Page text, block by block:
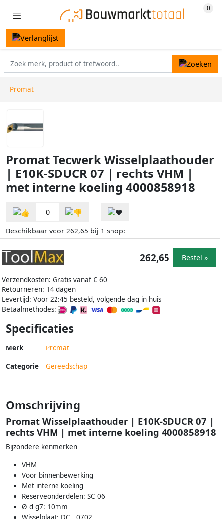
Promat
Promat Tecwerk Wisselplaathouder
| E10K-SDUCR 07 | rechts VHM |
met interne koeling 4000858918
0
Beschikbaar voor 262,65 bij 1 shop:
Verzendkosten: Gratis vanaf € 60
Retourneren: 14 dagen
Levertijd: Voor 22:45 besteld, volgende dag in huis
Betaalmethodes:
262,65 Bestel »
Specificaties
Merk Promat
Categorie Gereedschap
Omschrijving
Promat Wisselplaathouder | E10K-SDUCR 07 |
rechts VHM | met interne koeling 4000858918
Bijzondere kenmerken
VHM
Voor binnenbewerking
Met interne koeling
Reserveonderdelen: SC 06
Ø d g7: 10mm
Wisselplaat: DC.. 0702..